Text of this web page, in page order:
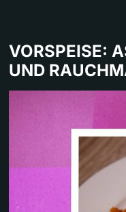
VORSPEISE:
UND